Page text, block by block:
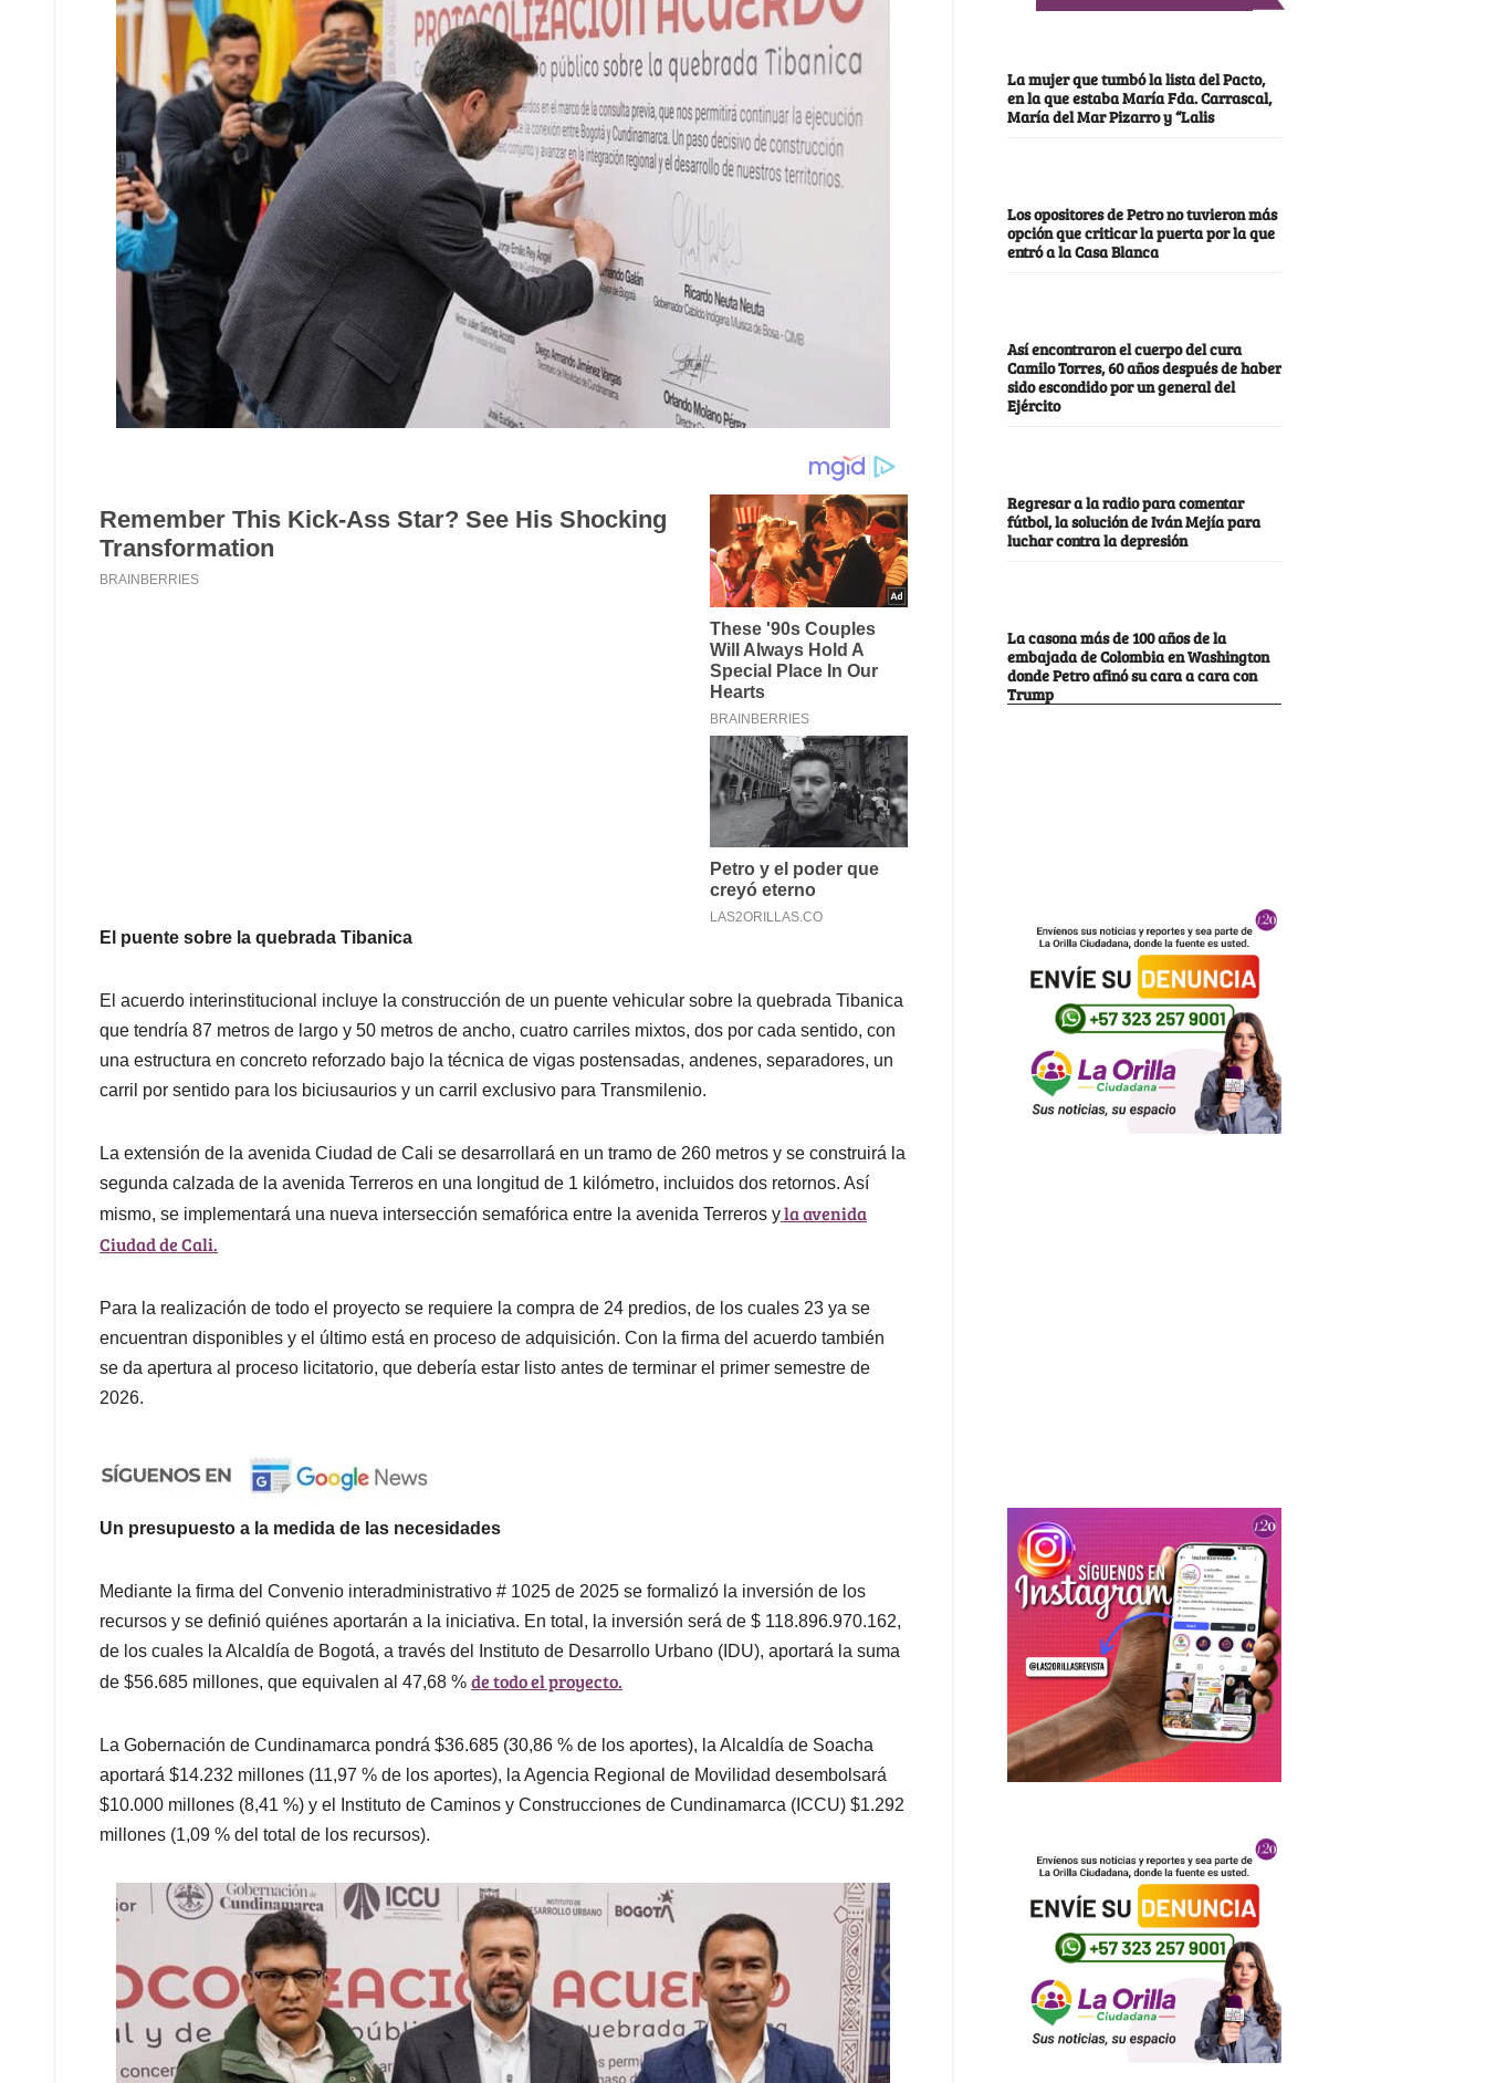
El puente sobre la quebrada Tibanica
El acuerdo interinstitucional incluye la construcción de un puente vehicular sobre la quebrada Tibanica
que tendría 87 metros de largo y 50 metros de ancho, cuatro carriles mixtos, dos por cada sentido, con
una estructura en concreto reforzado bajo la técnica de vigas postensadas, andenes, separadores, un
carril por sentido para los biciusaurios y un carril exclusivo para Transmilenio.
La extensión de la avenida Ciudad de Cali se desarrollará en un tramo de 260 metros y se construirá la
segunda calzada de la avenida Terreros en una longitud de 1 kilómetro, incluidos dos retornos. Así
mismo, se implementará una nueva intersección semafórica entre la avenida Terreros yla avenida
Ciudad de Cali.
Para la realización de todo el proyecto se requiere la compra de 24 predios, de los cuales 23 ya se
encuentran disponibles y el último está en proceso de adquisición. Con la firma del acuerdo también
se da apertura al proceso licitatorio, que debería estar listo antes de terminar el primer semestre de
2026.
Un presupuesto a la medida de las necesidades
Mediante la firma del Convenio interadministrativo # 1025 de 2025 se formalizó la inversión de los
recursos y se definió quiénes aportarán a la iniciativa. En total, la inversión será de $ 118.896.970.162,
de los cuales la Alcaldía de Bogotá, a través del Instituto de Desarrollo Urbano (IDU), aportará la suma
de $56.685 millones, que equivalen al 47,68 % de todo el proyecto.
La Gobernación de Cundinamarca pondrá $36.685 (30,86 % de los aportes), la Alcaldía de Soacha
aportará $14.232 millones (11,97 % de los aportes), la Agencia Regional de Movilidad desembolsará
$10.000 millones (8,41 %) y el Instituto de Caminos y Construcciones de Cundinamarca (ICCU) $1.292
millones (1,09 % del total de los recursos).
La mujer que tumbó la lista del Pacto,
en la que estaba María Fda. Carrascal,
María del Mar Pizarro y “Lalis
Los opositores de Petro no tuvieron más
opción que criticar la puerta por la que
entró a la Casa Blanca
Así encontraron el cuerpo del cura
Camilo Torres, 60 años después de haber
sido escondido por un general del
Ejército
Regresar a la radio para comentar
fútbol, la solución de Iván Mejía para
luchar contra la depresión
La casona más de 100 años de la
embajada de Colombia en Washington
donde Petro afinó su cara a cara con
Trump